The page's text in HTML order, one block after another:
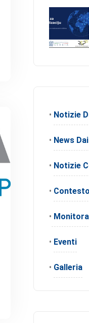
• Notizie
• News
• Notizie
•
•
• Eventi
• Galleria